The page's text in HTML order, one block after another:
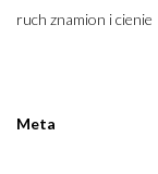
ruch znamion i cienie
Meta